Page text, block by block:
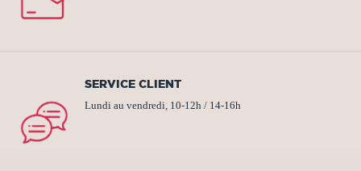
SERVICE CLIENT
Lundi au vendredi, 10-12h / 14-16h